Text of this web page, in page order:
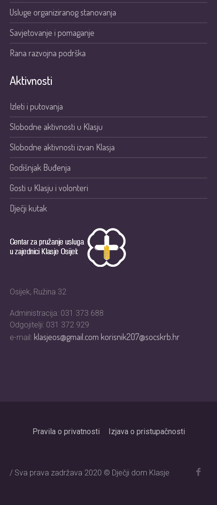
Usluge organiziranog stanovanja
Savjetovanje i pomaganje
Rana razvojna podrška
Aktivnosti
Izleti i putovanja
Slobodne aktivnosti u Klasju
Slobodne aktivnosti izvan Klasja
Godišnjak Buđenja
Gosti u Klasju i volonteri
Dječji kutak
Osijek, Ružina 32
Administracija: 031 373 688
Odgojitelji: 031 372 929
e-mail: klasjeos@gmail.comkorisnik207@socskrb.hr
Pravila o privatnosti Izjava o pristupačnosti
/ Sva prava zadržava 2020 © Dječji dom Klasje